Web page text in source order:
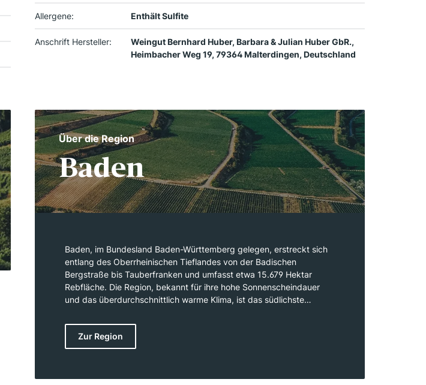
Allergene: Enthält Sulfite
Anschrift Hersteller:
Weingut Bernhard Huber, Barbara & Julian Huber GbR.,
Heimbacher Weg 19, 79364 Malterdingen, Deutschland
Über die Region
Baden
Baden, im Bundesland Baden-Württemberg gelegen, erstreckt sich
entlang des Oberrheinischen Tieflandes von der Badischen
Bergstraße bis Tauberfranken und umfasst etwa 15.679 Hektar
Rebfläche. Die Region, bekannt für ihre hohe Sonnenscheindauer
und das überdurchschnittlich warme Klima, ist das südlichste
auch französische Regionen wie Elsass und Loire zählen. Baden ist in
neun Bereiche unterteilt, die von der Tauber im Norden bis zum
Bodensee im Süden reichen und sich durch ihre vielfältigen
Zur Region